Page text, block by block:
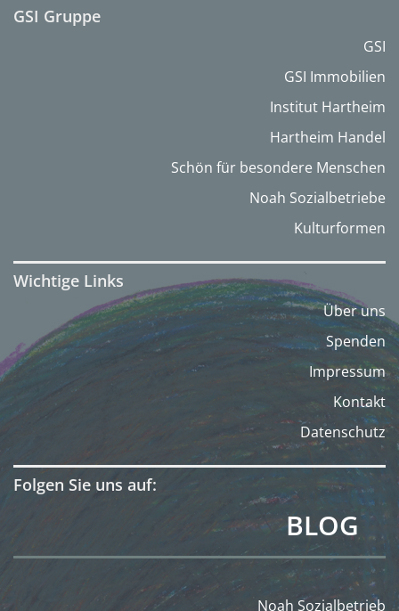
GSI Gruppe
GSI
GSI Immobilien
Institut Hartheim
Hartheim Handel
Schön für besondere Menschen
Noah Sozialbetriebe
Kulturformen
Wichtige Links
Über uns
Spenden
Impressum
Kontakt
Datenschutz
Folgen Sie uns auf:
BLOG
Noah Sozialbetrieb